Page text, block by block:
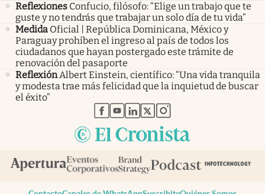
Reflexiones Confucio, filósofo: “Elige un trabajo que te
guste y no tendrás que trabajar un solo día de tu vida”
Medida Oficial | República Dominicana, México y
Paraguay prohíben el ingreso al país de todos los
ciudadanos que hayan postergado este trámite de
renovación del pasaporte
ReflexiónAlbert Einstein, científico: “Una vida tranquila
y modesta trae más felicidad que la inquietud de buscar
el éxito”
abre en nueva pestaña
abre en nueva pestaña
abre en nueva pestaña
abre en nueva pestaña
abre en nueva pestaña